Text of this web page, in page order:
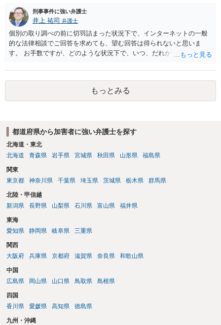
いうのが実感です。
刑事事件に強い弁護士
井上 祐司 弁護士
個別の取り調べの前に切羽詰まった状況下で、インターネットの一般
的な法律相談でご回答を求めても、望む回答は得られないと思いま
す。 お手数ですが、どのような状況下で、いつ、だれからどのような
の程度だと聞いているのかということについて、お近くで詳細な法律
相談を受けられたうえで対処方法を探された方がよいと思われます。
一般論でいえば、任意取り調べの場合、ＩＣレコーダーを持参して取
り調べ内容を録音することは必須だと考えます。
もっとみる
都道府県から加害者に強い弁護士を探す
北海道・東北
北海道
青森県 岩手県 宮城県 秋田県 山形県 福島県
関東
東京都
神奈川県 千葉県 埼玉県 茨城県 栃木県 群馬県
北陸・甲信越
新潟県
長野県 山梨県 石川県 富山県 福井県
東海
愛知県
静岡県 岐阜県 三重県
関西
大阪府
兵庫県 京都府 滋賀県 奈良県 和歌山県
中国
広島県
岡山県 山口県 鳥取県 島根県
四国
香川県
愛媛県 高知県 徳島県
九州・沖縄